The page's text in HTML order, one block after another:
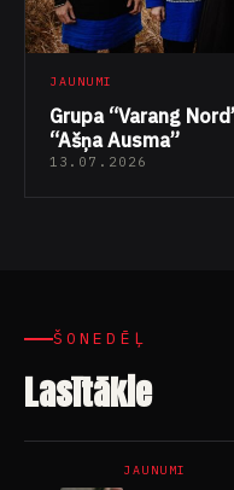
JAUNUMI
Grupa “Varang
“Ašņa Ausma”
13.07.2026
ŠONEDĒĻ
Lasītākie
JAUNUMI